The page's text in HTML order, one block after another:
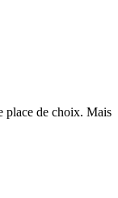
place de choix. Mais